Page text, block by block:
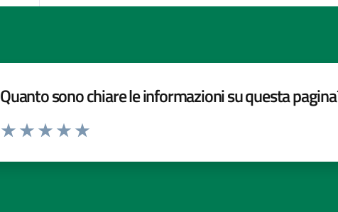
Quanto sono chiare le informazioni su questa
Valuta da 1 a 5 stelle la pagina